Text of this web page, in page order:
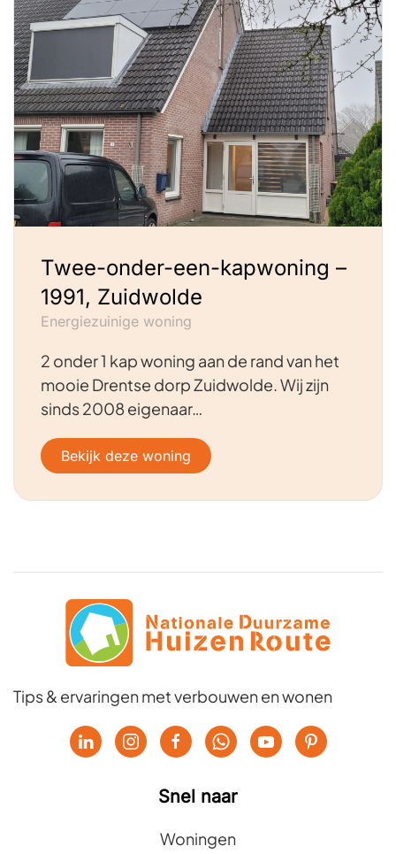
Twee-onder-een-kapwoning –
1991, Zuidwolde
Energiezuinige woning
2 onder 1 kap woning aan de rand van het
mooie Drentse dorp Zuidwolde. Wij zijn
sinds 2008 eigenaar…
Bekijk deze woning
Tips & ervaringen met verbouwen en wonen
Snel naar
Woningen